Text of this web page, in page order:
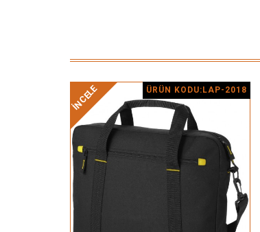
İNCELE ÜRÜN KODU:LAP-2018
Ürün Detay